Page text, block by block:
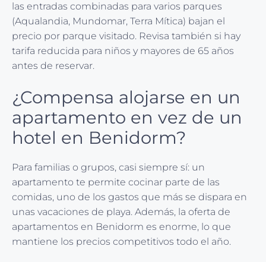
las entradas combinadas para varios parques
(Aqualandia, Mundomar, Terra Mítica) bajan el
precio por parque visitado. Revisa también si hay
tarifa reducida para niños y mayores de 65 años
antes de reservar.
¿Compensa alojarse en un
apartamento en vez de un
hotel en Benidorm?
Para familias o grupos, casi siempre sí: un
apartamento te permite cocinar parte de las
comidas, uno de los gastos que más se dispara en
unas vacaciones de playa. Además, la oferta de
apartamentos en Benidorm es enorme, lo que
mantiene los precios competitivos todo el año.